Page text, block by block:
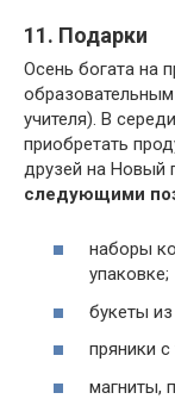
11. Подарки
Осень богата на
учителя). В
приобретать
друзей на Новый
следующими
наборы
упаковке;
букеты
пряники
магниты,